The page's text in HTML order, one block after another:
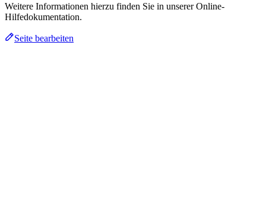
Weitere Informationen hierzu finden Sie in unserer Online-
Hilfedokumentation.
Seite bearbeiten